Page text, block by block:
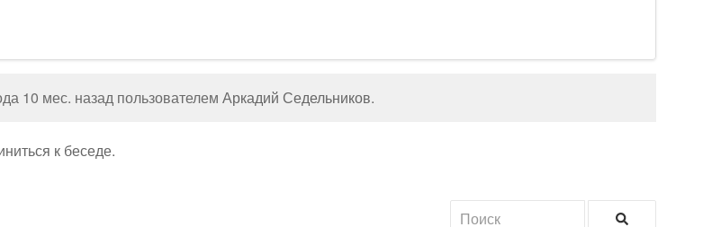
10 мес. назад пользователемАркадий Седельников.
к беседе.